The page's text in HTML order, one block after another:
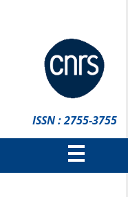
ISSN : 2755-3755